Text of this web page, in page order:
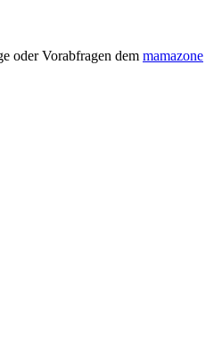
oder Vorabfragen dem mamazone